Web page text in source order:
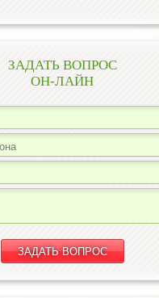
ЗАДАТЬ ВОПРОС
ОН-ЛАЙН